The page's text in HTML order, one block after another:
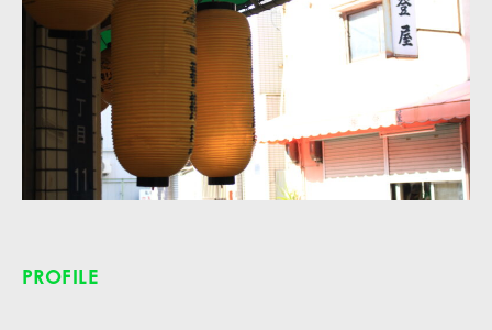
PROFILE